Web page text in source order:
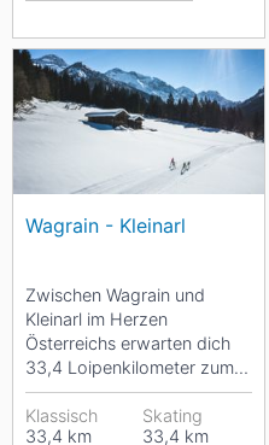
Wagrain - Kleinarl
Zwischen Wagrain und
Kleinarl im Herzen
Österreichs erwarten dich
33,4 Loipenkilometer zum
klassischen und Skating -
Langlaufen. Darunter ist...
Klassisch
33,4 km
Skating
33,4 km